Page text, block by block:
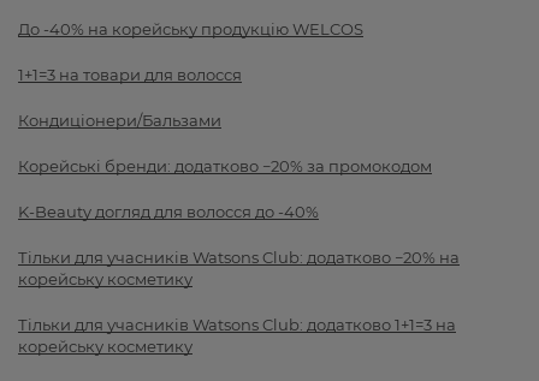
До -40% на корейську продукцію WELCOS
1+1=3 на товари для волосся
Кондиціонери/Бальзами
Корейські бренди: додатково −20% за промокодом
K-Beauty догляд для волосся до -40%
Тільки для учасників Watsons Club: додатково −20% на
корейську косметику
Тільки для учасників Watsons Club: додатково 1+1=3 на
корейську косметику